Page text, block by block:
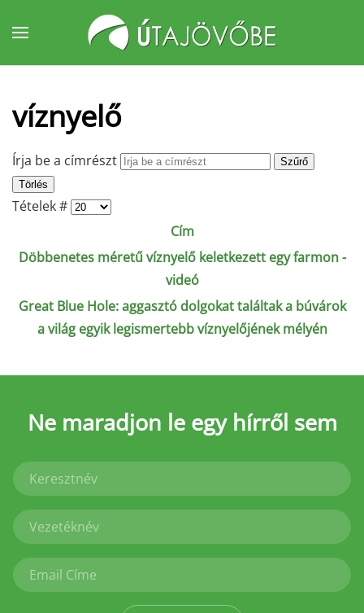
Fő tartalom átugrása
víznyelő
Írja be a címrészt
Szűrő
Törlés
Tételek #
Cím
Döbbenetes méretű víznyelő keletkezett egy farmon -
videó
Great Blue Hole: aggasztó dolgokat találtak a búvárok
a világ egyik legismertebb víznyelőjének mélyén
Ne maradjon le egy hírről sem